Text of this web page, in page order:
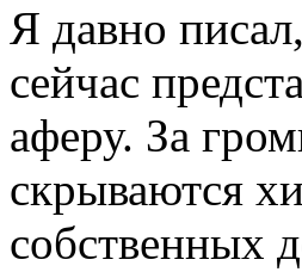
Я давно
сейчас
аферу. За
скрываются
собственных